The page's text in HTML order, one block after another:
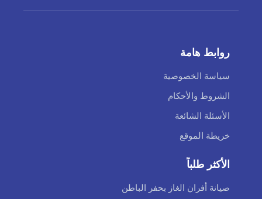
روابط هامة
سياسة الخصوصية
الشروط والأحكام
الأسئلة الشائعة
خريطة الموقع
الأكثر طلباً
صيانة أفران الغاز بحفر الباطن